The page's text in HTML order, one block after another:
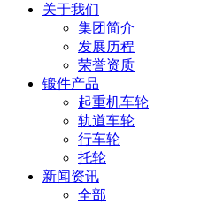
关于我们
集团简介
发展历程
荣誉资质
锻件产品
起重机车轮
轨道车轮
行车轮
托轮
新闻资讯
全部